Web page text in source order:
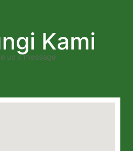
Kami
us a message